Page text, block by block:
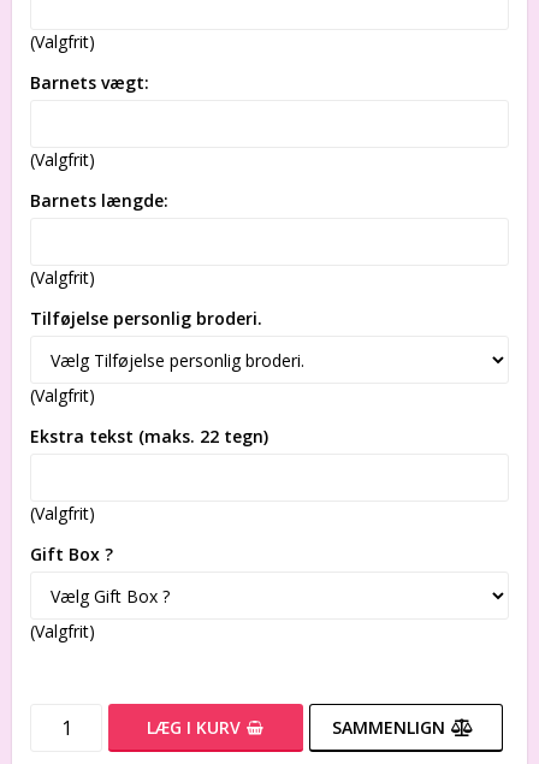
(Valgfrit)
Barnets vægt:
(Valgfrit)
Barnets længde:
(Valgfrit)
Tilføjelse personlig broderi.
(Valgfrit)
Ekstra tekst (maks. 22 tegn)
(Valgfrit)
Gift Box ?
(Valgfrit)
LÆG I KURV SAMMENLIGN